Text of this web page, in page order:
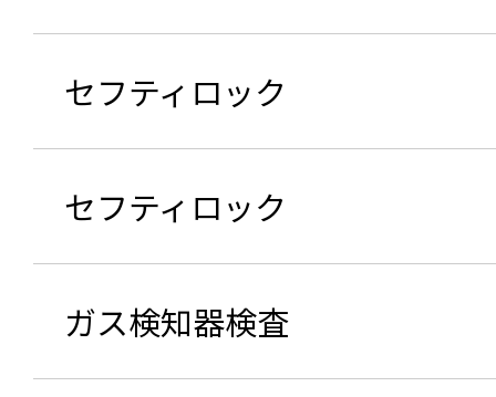
セフティロック
セフティロック
ガス検知器検査